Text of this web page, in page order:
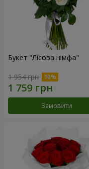
Букет "Лісова німфа"
1 954 грн
Замовити